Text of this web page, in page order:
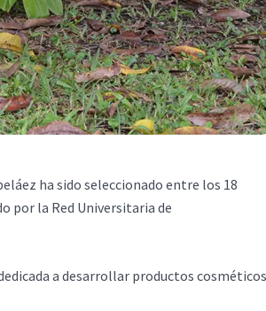
ha sido seleccionado entre los 18
por la Red Universitaria de
a desarrollar productos cosméticos